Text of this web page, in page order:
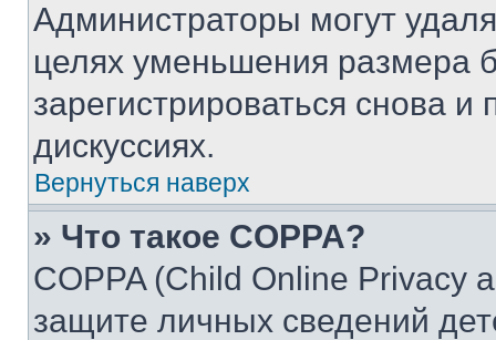
Администраторы могут
целях уменьшения размера
зарегистрироваться снова и
дискуссиях.
Вернуться наверх
» Что такое COPPA?
COPPA (Child Online Privacy
защите личных сведений